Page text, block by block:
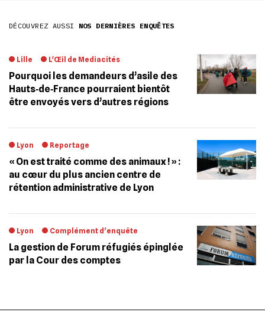
DÉCOUVREZ AUSSI NOS DERNIÈRES ENQUÊTES
Lille L'Œil de Mediacités
Pourquoi les demandeurs d’asile des
Hauts‐de‐France pourraient bientôt
être envoyés vers d’autres régions
Lyon Reportage
« On est traité comme des animaux ! » :
au cœur du plus ancien centre de
rétention administrative de Lyon
Lyon Complément d’enquête
La gestion de Forum réfugiés épinglée
par la Cour des comptes